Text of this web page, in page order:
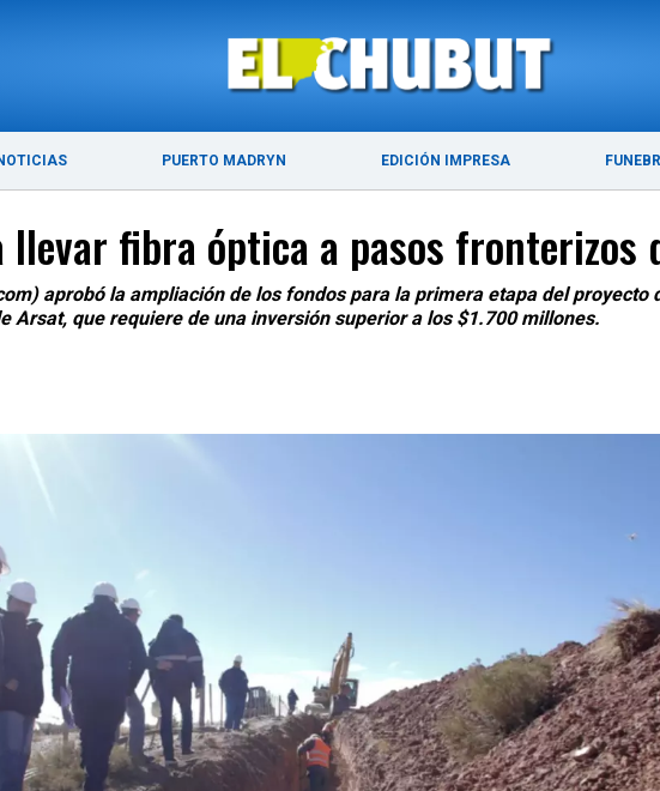
PUERTO MADRYN EDICIÓN IMPRESA
ÚLTIMAS NOTICIAS PUERTO MADRYN
llevar fibra óptica a pasos fronterizos
aprobó la ampliación de los fondos para la primera etapa del
Arsat, que requiere de una inversión superior a los $1.700 millones.